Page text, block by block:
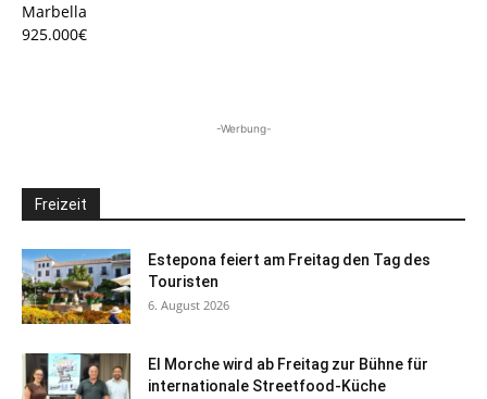
Marbella
925.000€
-Werbung-
Freizeit
Estepona feiert am Freitag den Tag des
Touristen
6. August 2026
El Morche wird ab Freitag zur Bühne für
internationale Streetfood-Küche